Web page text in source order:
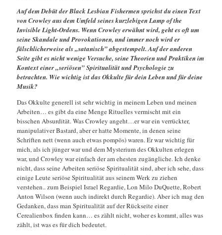
Auf dem Debüt der Black Lesbian Fishermen sprichst du einen Text
von Crowley aus dem Umfeld seines kurzlebigen Lamp of the
Invisible Light-Ordens. Wenn Crowley erwähnt wird, geht es oft um
seine Skandale und Provokationen, und immer noch wird er
fälschlicherweise als „satanisch” abgestempelt. Auf der anderen
Seite gibt es nicht wenige Versuche, seine Theorien und Praktiken im
Kontext einer „seriösen” Spiritualität und Psychologie zu
betrachten. Wie wichtig ist das Okkulte für dein Leben und für deine
Musik?
Das Okkulte generell ist sehr wichtig in meinem Leben und meinen
Arbeiten… es gibt da eine Menge Rituelles vermischt mit ein
bisschen Absurdität. Was Crowley angeht…er war ein verrückter,
manipulativer Bastard, aber er hatte Momente, in denen seine
Schriften nett (wenn auch etwas pompös) waren. Er war wichtig für
mich, als ich jünger war und dem Mysterium des Okkulten erlegen
war, und Crowley war einfach der am ehesten zugängliche. Ich denke
nicht, dass seine Arbeiten seriöse Spiritualität sind, aber ich sehe, dass
einige Leute seriöse Spiritualität aus seinem Werk zu ziehen
verstehen.. zum Beispiel Israel Regardie, Lon Milo DuQuette, Robert
Anton Wilson (wenn auch indirekt durch Regardie). Aber ich mag den
Gedanken, dass man Spiritualität auf der Rückseite einer
Cerealienbox finden kann… es zählt nicht, woher es kommt, alles was
zählt, ist was es für dich bedeutet.